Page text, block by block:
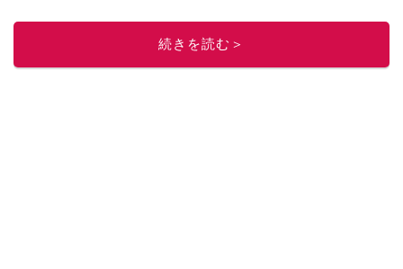
ニュースでフォロー
続きを読む＞